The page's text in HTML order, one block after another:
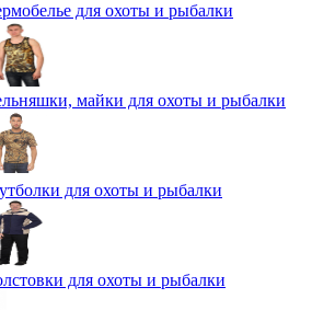
для охоты и рыбалки
майки для охоты и рыбалки
для охоты и рыбалки
для охоты и рыбалки